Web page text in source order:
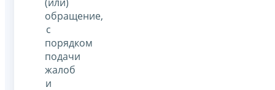
обращение,
с
порядком
подачи
жалоб
и